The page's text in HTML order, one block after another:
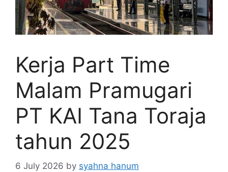
Kerja Part Time
Malam Pramugari
PT KAI Tana Toraja
tahun 2025
6 July 2026 by syahna hanum